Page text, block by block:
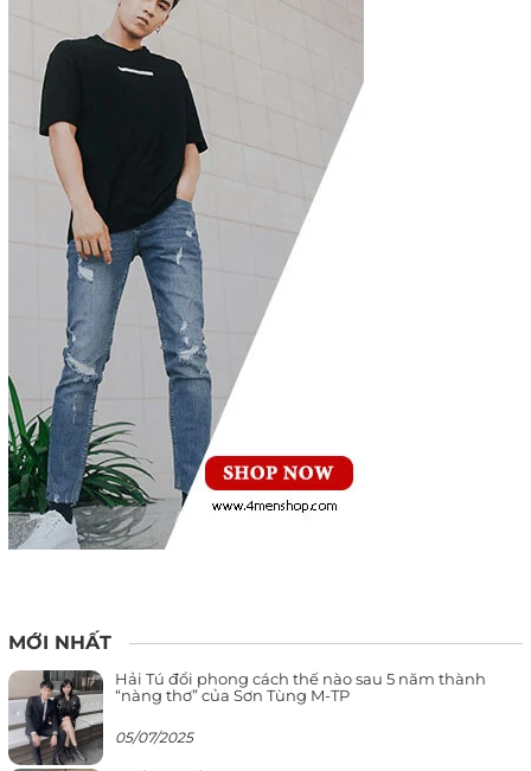
MỚI NHẤT
Hải Tú đổi phong cách thế nào sau 5 năm thành
“nàng thơ” của Sơn Tùng M-TP
05/07/2025